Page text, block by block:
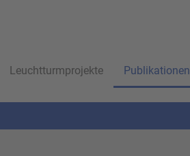
Leuchtturmprojekte Publikationen